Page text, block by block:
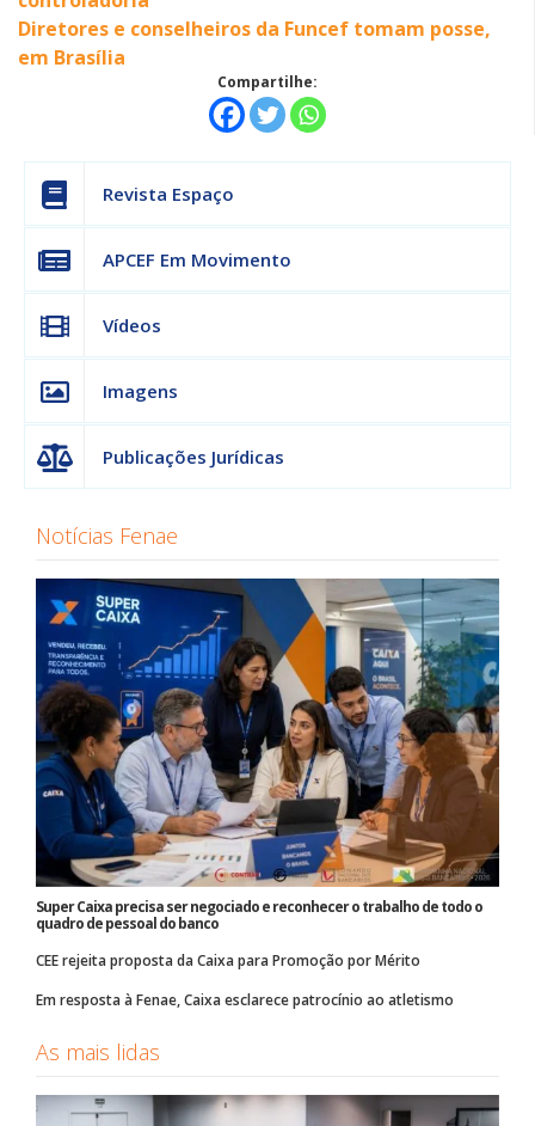
Diretores e conselheiros da Funcef tomam posse,
em Brasília
Compartilhe:
Revista Espaço
APCEF Em Movimento
Vídeos
Imagens
Publicações Jurídicas
Notícias Fenae
Super Caixa precisa ser negociado e reconhecer o trabalho de todo o
quadro de pessoal do banco
CEE rejeita proposta da Caixa para Promoção por Mérito
Em resposta à Fenae, Caixa esclarece patrocínio ao atletismo
As mais lidas